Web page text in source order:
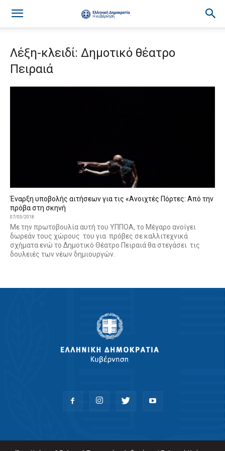
Λέξη-κλειδί: Δημοτικό θέατρο
Πειραιά
Έναρξη υποβολής αιτήσεων για τις «Ανοιχτές Πόρτες: Από την
πρόβα στη σκηνή
07/03/2018
Με την πρωτοβουλία αυτή του ΥΠΠΟΑ, το Μέγαρο ανοίγει
δωρεάν τους χώρους του για πρόβες σε καλλιτεχνικά
σχήματα ενώ το Δημοτικό Θέατρο Πειραιά θα στεγάσει τις
δουλειές των νέων δημιουργών.